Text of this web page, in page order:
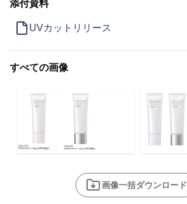
添付資料
UVカットリリース
すべての画像
画像一括ダウンロード